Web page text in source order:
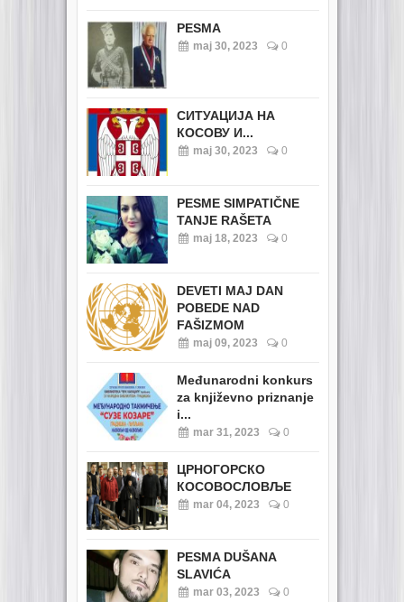
PESMA
maj 30, 2023 0
СИТУАЦИЈА НА
КОСОВУ И...
maj 30, 2023 0
PESME SIMPATIČNE
TANJE RAŠETA
maj 18, 2023 0
DEVETI MAJ DAN
POBEDE NAD
FAŠIZMOM
maj 09, 2023 0
Međunarodni konkurs
za književno priznanje
i...
mar 31, 2023 0
ЦРНОГОРСКО
КОСОВОСЛОВЉЕ
mar 04, 2023 0
PESMA DUŠANA
SLAVIĆA
mar 03, 2023 0